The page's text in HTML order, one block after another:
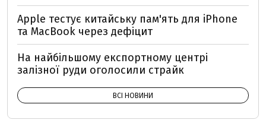
Apple тестує китайську пам'ять для iPhone
та MacBook через дефіцит
На найбільшому експортному центрі
залізної руди оголосили страйк
ВСІ НОВИНИ